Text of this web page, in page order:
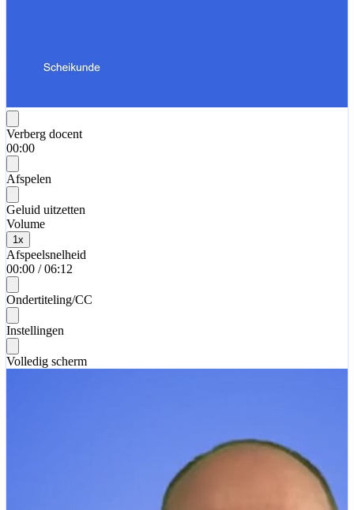
Verberg docent
00:00
Afspelen
Geluid uitzetten
Volume
1 x
Afspeelsnelheid
00:00 / 06:12
Ondertiteling/CC
Instellingen
Volledig scherm